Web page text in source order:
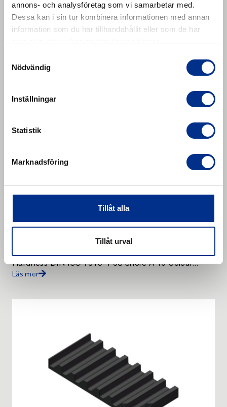
annons- och analysföretag som vi samarbetar med.
Dessa kan i sin tur kombinera informationen med annan
information som du har tillhandahållit eller som de har
Nödvändig
Inställningar
Statistik
Marknadsföring
Tillåt alla
Tillåt urval
equipped with CN bonding layer. . Serrated profile
plate ZP 15 B.
Läs mer
KG bars
Hardness DIN ISO 7619-1 63 Shore A 10 Colour
Black . KG bars KG-10.
Läs mer